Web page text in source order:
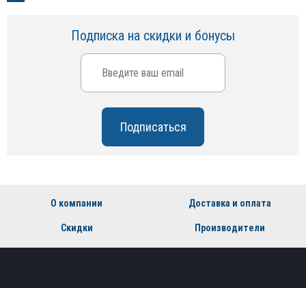
Подписка на скидки и бонусы
О компании Доставка и оплата
Скидки Производители